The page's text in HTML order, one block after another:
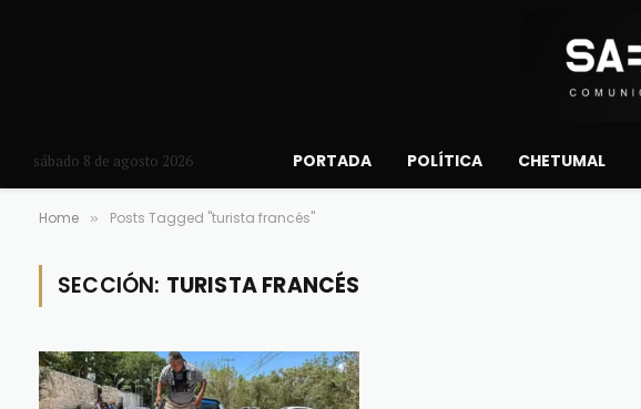
sábado 8 de agosto 2026 PORTADA POLÍTICA CHETUMAL
Home » Posts Tagged "turista francés"
SECCIÓN: TURISTA FRANCÉS